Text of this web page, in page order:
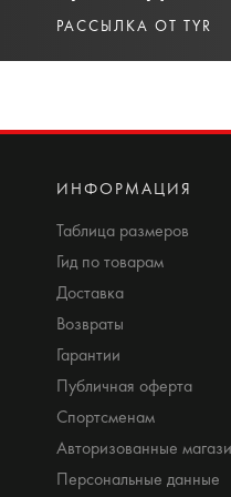
РАССЫЛКА ОТ TYR
ИНФОРМАЦИЯ
Таблица размеров
Гид по товарам
Доставка
Возвраты
Гарантии
Публичная оферта
Спортсменам
Авторизованные
Персональные данные